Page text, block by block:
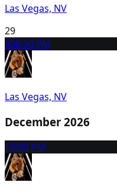
Las Vegas, NV
29
308:00 PM
Las Vegas, NV
December 2026
18:00 PM